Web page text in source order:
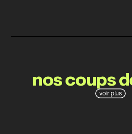
voir plus
nos coups